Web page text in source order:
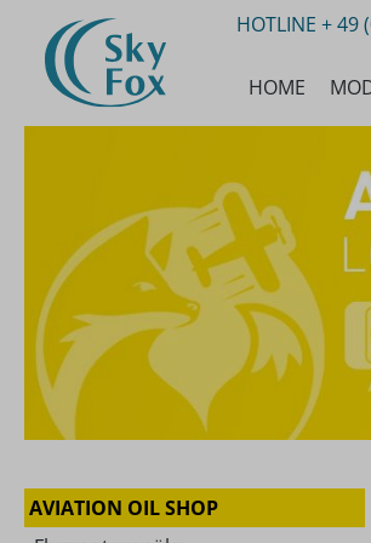
Hauptinhalt springen
Zur Suche springen
Zur Hauptnavigation springen
HOTLINE + 49
HOME
AVIATION OIL SHOP